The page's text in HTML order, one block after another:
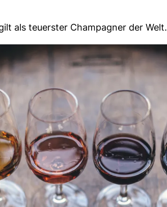
als teuerster Champagner der Welt.